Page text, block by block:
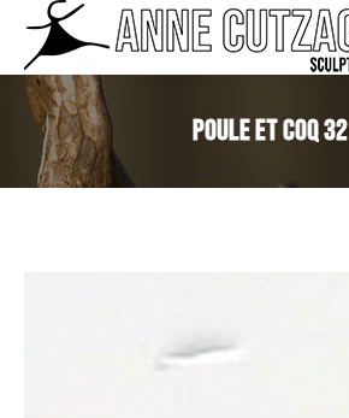
Poule et Coq 32